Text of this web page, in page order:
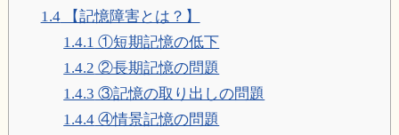
1.4【記憶障害とは？】
1.4.1 ①短期記憶の低下
1.4.2 ②長期記憶の問題
1.4.3 ③記憶の取り出しの問題
1.4.4 ④情景記憶の問題